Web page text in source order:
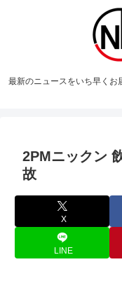
最新のニュースをいち早く
2PMニックン
故
X
LINE